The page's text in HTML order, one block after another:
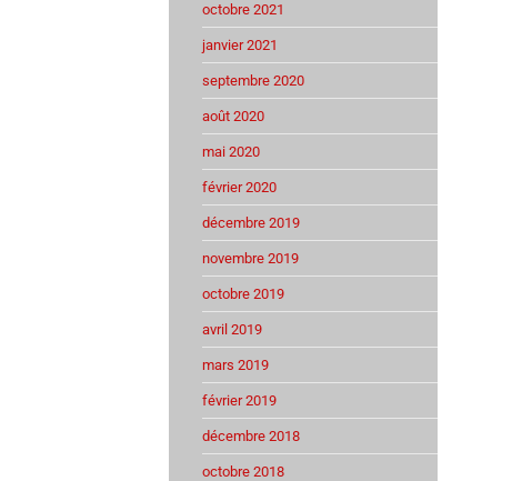
octobre 2021
janvier 2021
septembre 2020
août 2020
mai 2020
février 2020
décembre 2019
novembre 2019
octobre 2019
avril 2019
mars 2019
février 2019
décembre 2018
octobre 2018